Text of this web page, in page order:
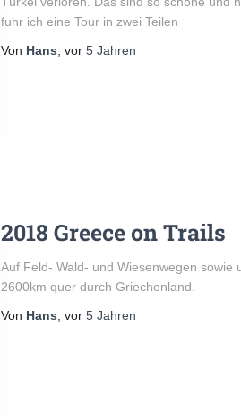
fuhr ich eine Tour in zwei Teilen
Von Hans, vor 5 Jahren
2018 Greece on Trails
Auf Feld- Wald- und Wiesenwegen
2600km quer durch Griechenland.
Von Hans, vor 5 Jahren